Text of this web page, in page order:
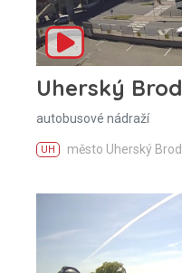
Uherský Brod
autobusové nádraží
UH město Uherský Brod